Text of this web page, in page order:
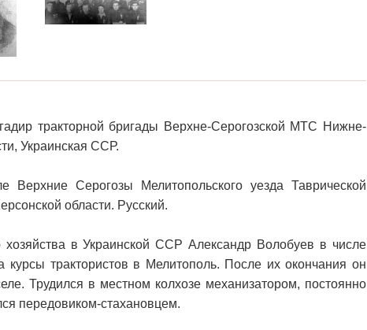
тракторной бригады Верхне-Серогозской МТС Нижне-
Украинская ССР.
Серогозы Мелитопольского уезда Таврической
области. Русский.
хозяйства в Украинской ССР Александр Волобуев в числе
трактористов в Мелитополь. После их окончания он
Трудился в местном колхозе механизатором, постоянно
передовиком-стахановцем.